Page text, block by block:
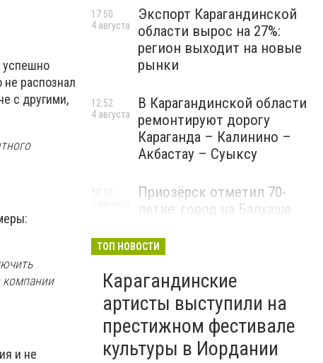
успешно
не распознал
с другими,
компании
и не
Экспорт Карагандинской
области вырос на 27%:
регион выходит на новые
рынки
17:50
4 августа
В Карагандинской области
ремонтируют дорогу
Караганда – Калинино –
Акбастау – Суыксу
12:52
4 августа
Приозёрск отметил 70-
летие: город на Балхаше
развитие
ТОП НОВОСТИ
Карагандинские
артисты выступили на
престижном фестивале
культуры в Иордании